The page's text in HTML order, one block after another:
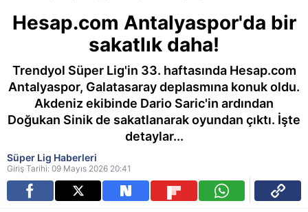
Hesap.com Antalyaspor'da bir
sakatlık daha!
Trendyol Süper Lig'in 33. haftasında Hesap.com
Antalyaspor, Galatasaray deplasmına konuk oldu.
Akdeniz ekibinde Dario Saric'in ardından
Doğukan Sinik de sakatlanarak oyundan çıktı. İşte
detaylar...
Süper Lig Haberleri
Giriş Tarihi: 09 Mayıs 2026 20:41